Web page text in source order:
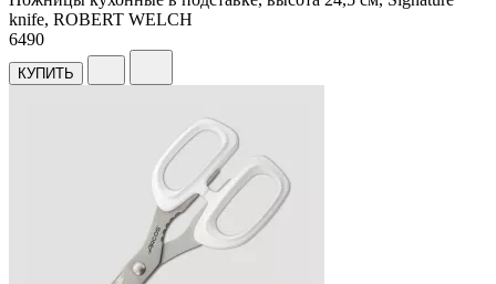
knife, ROBERT WELCH
6490
КУПИТЬ